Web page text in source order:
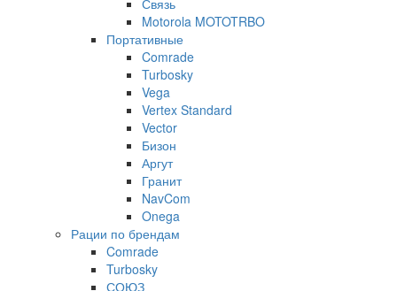
Motorola MOTOTRBO
Портативные
Comrade
Turbosky
Vega
Vertex Standard
Vector
Бизон
Аргут
Гранит
NavCom
Onega
Рации по брендам
Comrade
Turbosky
СОЮЗ